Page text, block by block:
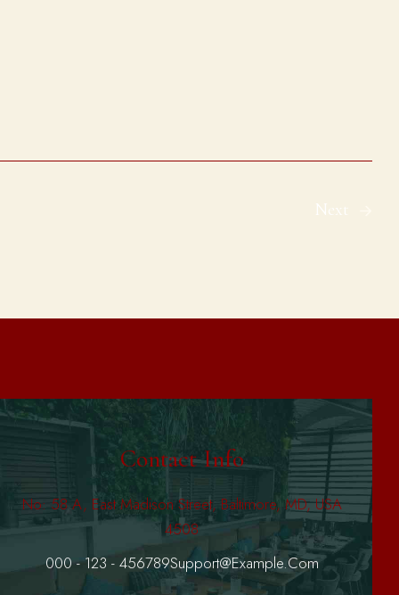
Next
Contact Info
No: 58 A, East Madison Street, Baltimore, MD, USA
4508
000 - 123 - 456789Support@example.com